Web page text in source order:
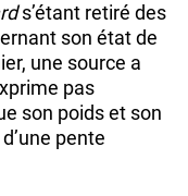
s’étant retiré des
son état de
une source a
pas
son poids et son
pente